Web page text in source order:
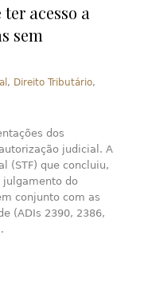
acesso a
sem
, Direito Tributário,
dos
judicial. A
(STF) que concluiu,
julgamento do
conjunto com as
(ADIs 2390, 2386,